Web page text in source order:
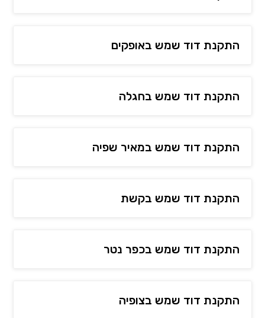
התקנת דוד שמש באופקים
התקנת דוד שמש בחגלה
התקנת דוד שמש במאיר שפיה
התקנת דוד שמש בקשת
התקנת דוד שמש בכפר נטר
התקנת דוד שמש בצופיה